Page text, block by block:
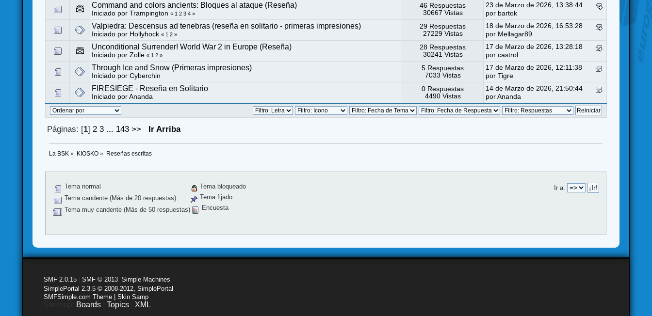
Command and colors ancients: Bloques al ataque (Reseña)
Iniciado por Trampington« 1 2 3 4 »
46 Respuestas
30667 Vistas
23 de Marzo de 2026, 13:38:44
por bartok
Valpiedra: Descensus ad tenebras (reseña en solitario - primeras impresiones)
Iniciado por Hollyhock « 1 2 »
29 Respuestas
27229 Vistas
18 de Marzo de 2026, 16:53:28
por Mellagar89
Unconditional Surrender! World War 2 in Europe (Reseña)
Iniciado porZolle « 1 2 »
28 Respuestas
30241 Vistas
17 de Marzo de 2026, 13:28:18
porcastrol
Through Ice and Snow (Primeras impresiones)
Iniciado porCyberchin
5 Respuestas
7033 Vistas
17 de Marzo de 2026, 12:11:38
porTigre
FIRESIEGE - Reseña en Solitario
Iniciado porAnanda
0 Respuestas
4490 Vistas
14 de Marzo de 2026, 21:50:44
porAnanda
Páginas: [1] 2 3 ... 143 >> Ir Arriba
La BSK » KIOSKO» Reseñas escritas
Ir a:
Tema normal
Tema candente (Más de 20 respuestas)
Tema muy candente (Más de 50 respuestas)
Tema bloqueado
Tema fijado
Encuesta
SMF 2.0.15 |SMF © 2013 ,Simple Machines
SimplePortal 2.3.5 © 2008-2012, SimplePortal
SMFSimple.com Theme | Skin Samp
Boards |Topics XML